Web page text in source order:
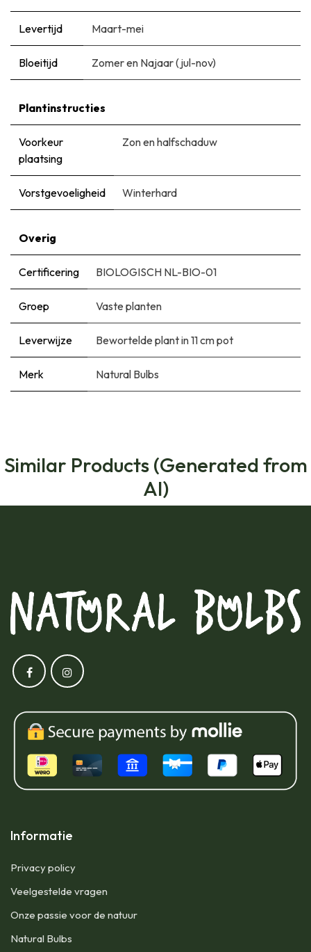
Levertijd Maart-mei
Bloeitijd Zomer en Najaar (jul-nov)
Plantinstructies
Voorkeur
plaatsing
Zon en halfschaduw
Vorstgevoeligheid Winterhard
Overig
Certificering BIOLOGISCH NL-BIO-01
Groep Vaste planten
Leverwijze Bewortelde plant in 11 cm pot
Merk Natural Bulbs
Similar Products (Generated from
AI)
Informatie
Privacy policy
Veelgestelde vragen
Onze passie voor de natuur
Natural Bulbs